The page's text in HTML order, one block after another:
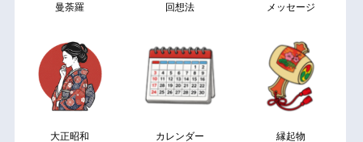
曼荼羅 回想法 メッセージ
大正昭和 カレンダー 縁起物